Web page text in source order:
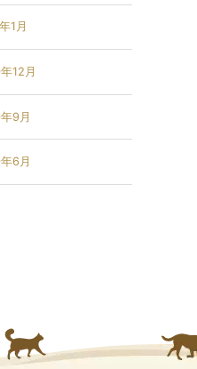
1月
12月
9月
6月